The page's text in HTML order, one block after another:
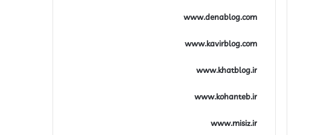
www.denablog.com
www.kavirblog.com
www.khatblog.ir
www.kohanteb.ir
www.misiz.ir